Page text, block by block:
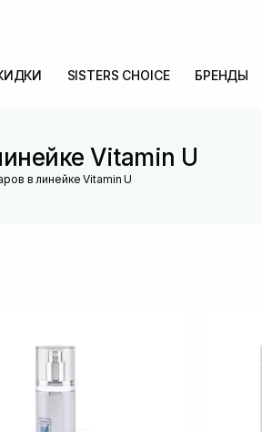
SISTERS CHOICE БРЕНДЫ
Vitamin U
в линейке Vitamin U